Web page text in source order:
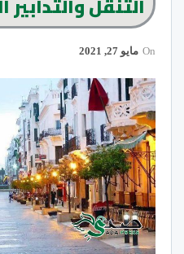
On مايو 27, 2021